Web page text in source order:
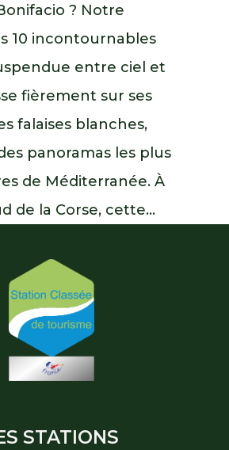
? Notre
10 incontournables
entre ciel et
fièrement sur ses
falaises blanches,
panoramas les plus
de Méditerranée. À
de la Corse, cette...
STATIONS